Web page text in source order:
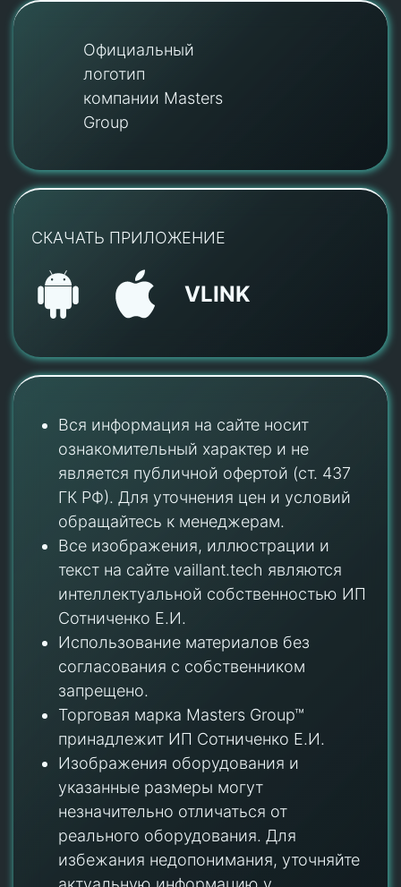
Официальный
логотип
компании Masters
Group
СКАЧАТЬ ПРИЛОЖЕНИЕ
VLINK
Вся информация на сайте носит
ознакомительный характер и не
является публичной офертой (ст. 437
ГК РФ). Для уточнения цен и условий
обращайтесь к менеджерам.
Все изображения, иллюстрации и
текст на сайте vaillant.tech являются
интеллектуальной собственностью ИП
Сотниченко Е.И.
Использование материалов без
согласования с собственником
запрещено.
Торговая марка Masters Group™
принадлежит ИП Сотниченко Е.И.
Изображения оборудования и
указанные размеры могут
незначительно отличаться от
реального оборудования. Для
избежания недопонимания, уточняйте